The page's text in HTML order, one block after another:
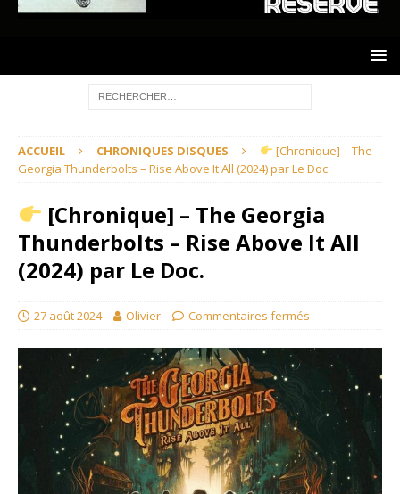
ACCUEIL CHRONIQUES DISQUES
[Chronique] – The
Georgia Thunderbolts – Rise Above It All (2024) par Le Doc.
[Chronique] – The Georgia
Thunderbolts – Rise Above It All
(2024) par Le Doc.
27 août 2024 Olivier Commentaires fermés